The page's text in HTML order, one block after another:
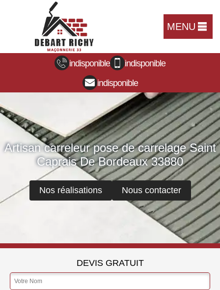
MENU
indisponible
indisponible
indisponible
Artisan carreleur pose de carrelage Saint
Caprais De Bordeaux 33880
Nos réalisations Nous contacter
DEVIS GRATUIT